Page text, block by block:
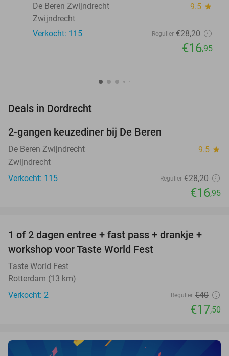
De Beren Zwijndrecht
9.5 star
Zwijndrecht
Verkocht: 115
Regulier €28,20
€16,95
Deals in Dordrecht
2-gangen keuzediner bij De Beren
De Beren Zwijndrecht 9.5 star
Zwijndrecht
Verkocht: 115
Regulier €28,20
€16,95
56%
TODAY
1 of 2 dagen entree + fast pass + drankje +
workshop voor Taste World Fest
Taste World Fest
Rotterdam (13 km)
Verkocht: 2
Regulier €40
€17,50